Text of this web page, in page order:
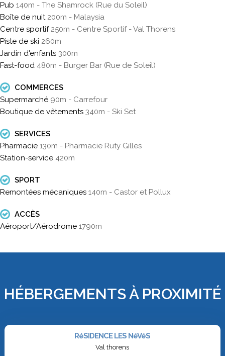
Pub 140m - The Shamrock (Rue du Soleil)
Boîte de nuit 200m - Malaysia
Centre sportif 250m - Centre Sportif - Val Thorens
Piste de ski 260m
Jardin d'enfants 300m
Fast-food 480m - Burger Bar (Rue de Soleil)
COMMERCES
Supermarché 90m - Carrefour
Boutique de vêtements 340m - Ski Set
SERVICES
Pharmacie 130m - Pharmacie Ruty Gilles
Station-service 420m
SPORT
Remontées mécaniques 140m - Castor et Pollux
ACCÈS
Aéroport/Aérodrome 1790m
HÉBERGEMENTS À PROXIMITÉ
RéSIDENCE LES NéVéS
Val thorens